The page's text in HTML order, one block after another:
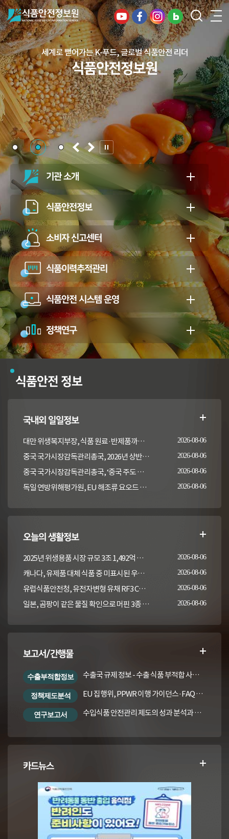
건강하고 안전한 식생활, 일상의 행복을
든든하게 지키는 식품안전 지킴이
식품안전정보원
세계로 뻗어가는 K-푸드, 글로벌 식품안전 리더
식품안전정보원
기관 소개
식품안전정보
소비자 신고센터
식품이력추적관리
식품안전 시스템 운영
정책연구
식품안전 정보
국내외 일일정보
대만 위생복지부장, 식품 원료·반제품까지 이상 통보 의무 확대 추진 2026-08-06
중국 국가시장감독관리총국, 2026년 상반기 시장감독관리부서 식품안전 감독 샘플검사 현황 통보 2026-08-06
중국 국가시장감독관리총국, ‘중국 주도 동물용의약품 잔류 검사방법 국제표준 2건' 발표 2026-08-06
독일 연방위해평가원, EU 해조류 요오드 최대허용기준 도입안 평가... 요오드 함량 표시 및 경고문 권고 2026-08-06
오늘의 생활정보
2025년 위생용품 시장 규모 3조 1,492억 원, 작년 대비 9.7% 증가 2026-08-06
캐나다, 유제품 대체 식품 중 미표시된 우유 검사 결과 발표(2022-2023) 2026-08-06
유럽식품안전청, 유전자변형 유채 RF3 CQ Brassica juncea 평가 2026-08-06
일본, 곰팡이 같은 물질 확인으로 머핀 3종 회수 2026-08-06
보고서/간행물
수출부적합정보 수출국 규제 정보 - 수출 식품 부적합 사례 및 관련 기준·규격('26년 1분기)
정책제도분석 EU 집행위, PPWR 이행 가이던스·FAQ 번역본
연구보고서 수입식품 안전관리 제도의 성과 분석과 수입식품법령의 재정비 방안
카드뉴스